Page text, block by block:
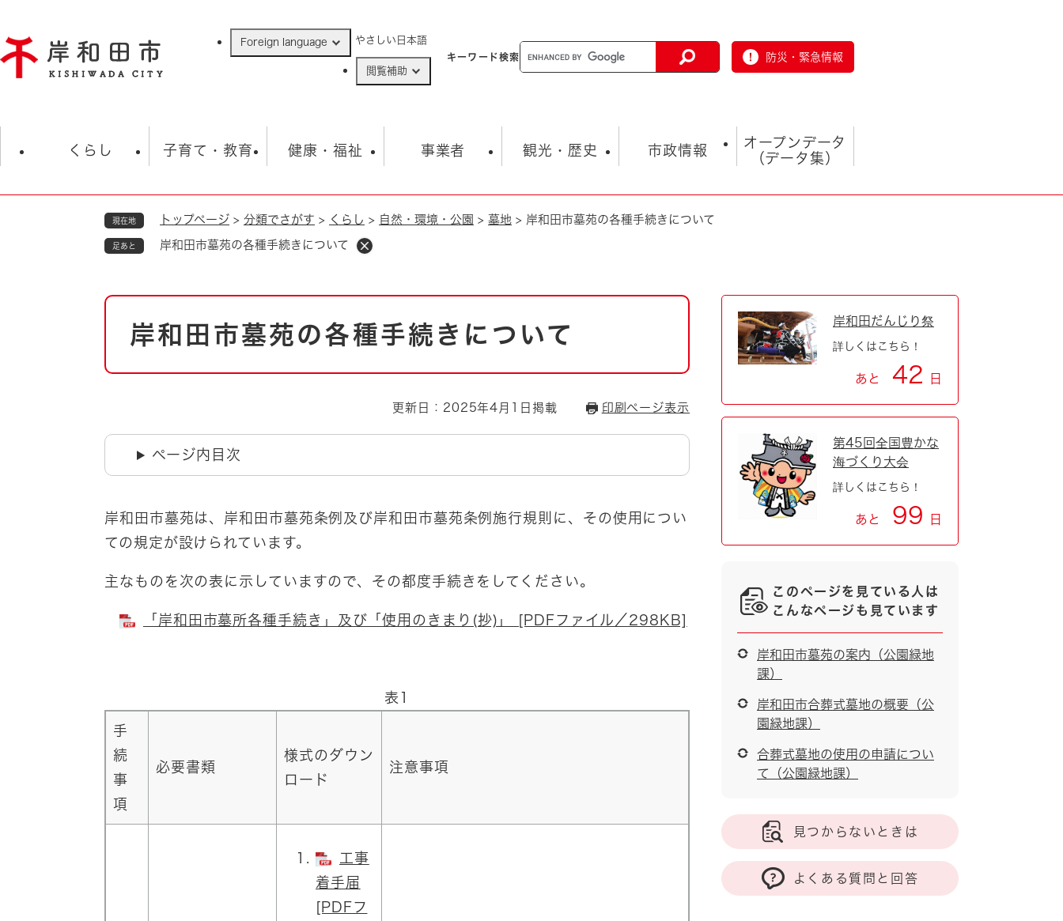
ジ
の
Foreign language やさしい日本語
閲覧補助
キーワード検索 防災・緊急情報
くらし
住民票・戸籍
ごみ・衛生・動物 救急・消防
防災・防犯 上水道・下水道
自然・環境・公園
男女共同参画
地域コミュニティ・ボラン
国際交流
とじる
子育て・教育
学校 子育て
健康・福祉
福祉・健康・生活 生涯学習・スポーツ
事業者
入札・契約情報 まちづくり・協働
環境 福祉・介護
観光・歴史
観光 観光スポット
市政情報
市の概要 総合計画
市政 職員採用情報
市役所・施設の案内
オープンデータ
（データ集）
オープンデータ
現在地 トップページ > 分類でさがす > くらし > 自然・環境・公園 > 墓地 > 岸和田市墓苑の各種手続きについて
足あと 岸和田市墓苑の各種手続きについて
本
岸和田市墓苑の各種手続きについて
更新日：2025年4月1日掲載 印刷ページ表示
ページ内目次
岸和田市墓苑は、岸和田市墓苑条例及び岸和田市墓苑条例施行規則に、その使用につい
ての規定が設けられています。
主なものを次の表に示していますので、その都度手続きをしてください。
「岸和田市墓所各種手続き」及び「使用のきまり(抄)」 [PDFファイル／298KB]
表1
手
続
事
項
必要書類
様式のダウン
ロード
注意事項
工事
着手届
[PDFフ
岸和田だんじり祭
詳しくはこちら！
あと 42 日
第45回全国豊かな
海づくり大会
詳しくはこちら！
あと 99 日
このページを見ている人は
こんなページも見ています
岸和田市墓苑の案内（公園緑地
課）
岸和田市合葬式墓地の概要（公
園緑地課）
合葬式墓地の使用の申請につい
て（公園緑地課）
見つからないときは
よくある質問と回答